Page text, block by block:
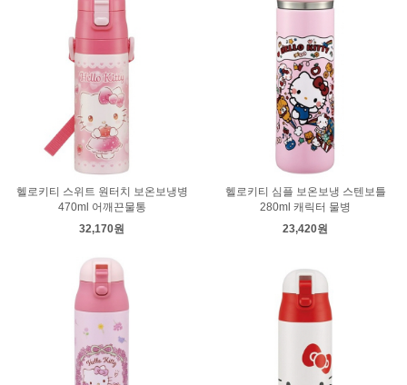
헬로키티 스위트 원터치 보온보냉병
470ml 어깨끈물통
32,170원
헬로키티 심플 보온보냉 스텐보틀
280ml 캐릭터 물병
23,420원